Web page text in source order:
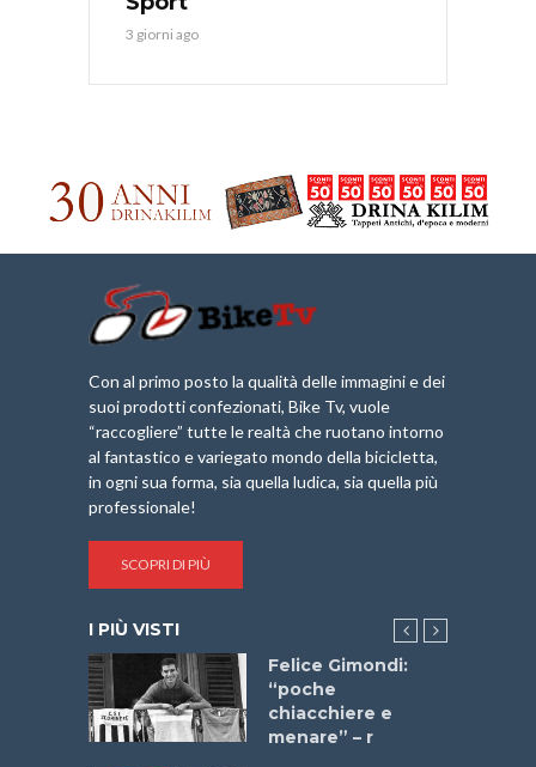
3 giorni ago
Con al primo posto la qualità delle immagini e dei
suoi prodotti confezionati, Bike Tv, vuole
“raccogliere” tutte le realtà che ruotano intorno
al fantastico e variegato mondo della bicicletta,
in ogni sua forma, sia quella ludica, sia quella più
professionale!
SCOPRI DI PIÙ
I PIÙ VISTI
Felice Gimondi:
“poche
chiacchiere e
menare” – r